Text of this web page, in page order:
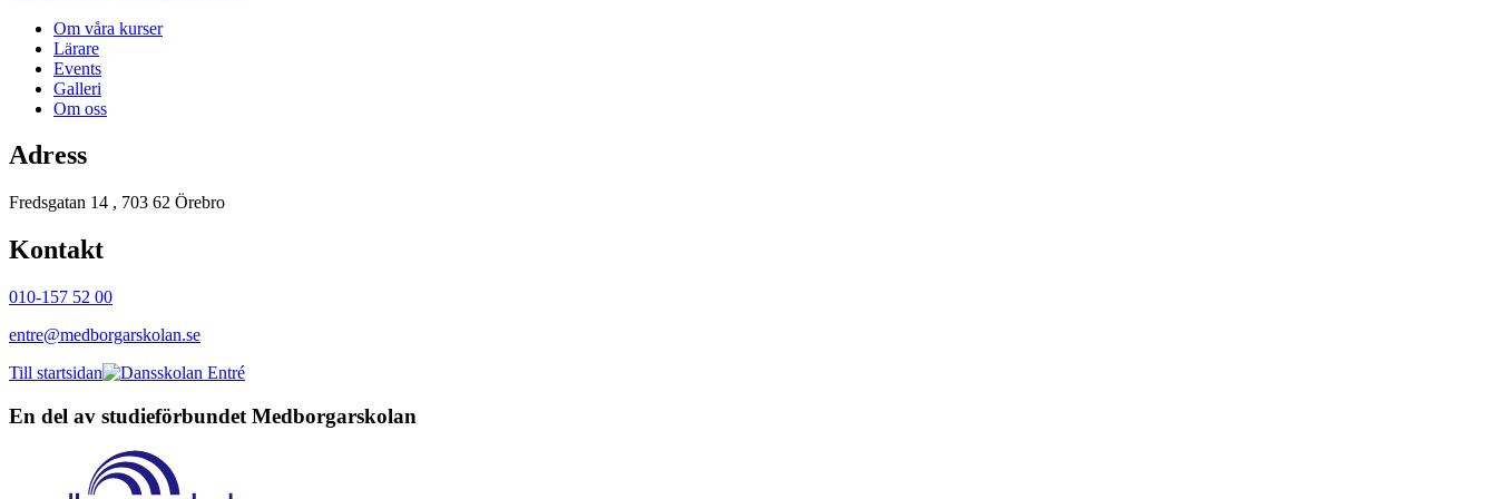
Om våra kurser
Lärare
Events
Galleri
Om oss
Adress
Fredsgatan 14 , 703 62 Örebro
Kontakt
010-157 52 00
entre@medborgarskolan.se
Till startsidan
En del av studieförbundet Medborgarskolan